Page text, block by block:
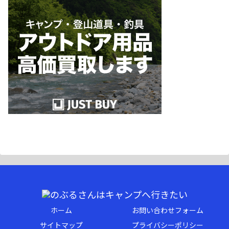
ホーム
お問い合わせフォーム
サイトマップ
プライバシーポリシー